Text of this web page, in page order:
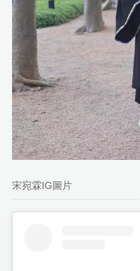
宋宛霖IG圖片